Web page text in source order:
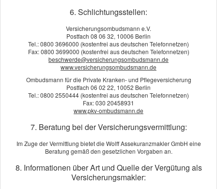
Kaskoversicherung?
Ein Autounfall, was tun?
Beitrag berechnen!
Berechnen Sie in wenigen Schritten Ihren individuellen Tarif
Jetzt VHV-Beitrag berechnen!
Angebot und Vergleich zur KFZ-Versicherung
anfordern!
Wir erstellen Ihnen gerne ein Vergleichsangebot.
6. Schlichtungsstellen:
Versicherungsombudsmann e.V.
Postfach 08 06 32, 10006 Berlin
Tel.: 0800 3696000 (kostenfrei aus deutschen Telefonnetzen)
Fax: 0800 3699000 (kostenfrei aus deutschen Telefonnetzen)
beschwerde@versicherungsombudsmann.de
www.versicherungsombudsmann.de
Ombudsmann für die Private Kranken- und Pflegeversicherung
Postfach 06 02 22, 10052 Berlin
Tel.: 0800 2550444 (kostenfrei aus deutschen Telefonnetzen)
Fax: 030 20458931
www.pkv-ombudsmann.de
7. Beratung bei der Versicherungsvermittlung:
Im Zuge der Vermittlung bietet die Wolff Assekuranzmakler GmbH eine
Beratung gemäß den gesetzlichen Vorgaben an.
8. Informationen über Art und Quelle der Vergütung als
Versicherungsmakler: